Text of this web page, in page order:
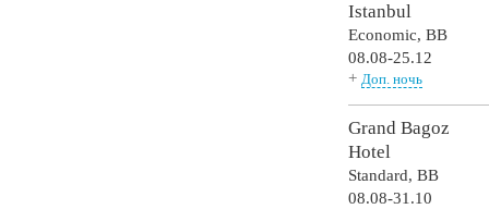
Istanbul
Economic,BB
08.08-25.12
+Доп. ночь
Grand Bagoz
Hotel
Standard,BB
08.08-31.10